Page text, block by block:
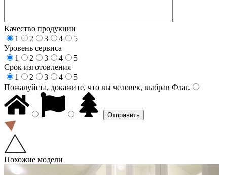
Качество продукции
1
2 3 4
5
Уровень сервиса
1
2 3 4
5
Срок изготовления
1
2 3 4
5
Пожалуйста, докажите, что вы человек, выбрав Флаг.
Похожие модели